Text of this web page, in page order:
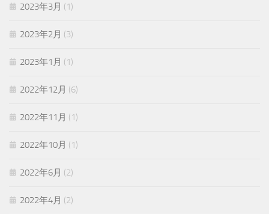
2023年3月 (1)
2023年2月 (3)
2023年1月 (1)
2022年12月 (6)
2022年11月 (1)
2022年10月 (1)
2022年6月 (2)
2022年4月 (2)